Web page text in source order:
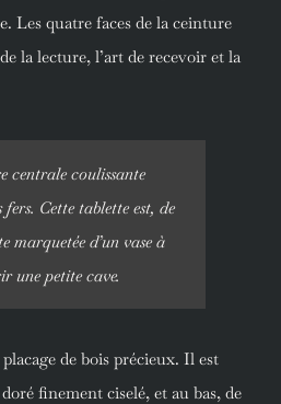
Les quatre faces de la ceinture
la lecture, l’art de recevoir et la
centrale coulissante
Cette tablette est, de
marquetée d’un vase à
une petite cave.
de bois précieux. Il est
finement ciselé, et au bas, de